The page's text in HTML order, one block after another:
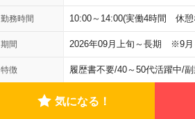
勤務時間 10:00～14:00(実働4時間 休
期間 2026年09月上旬～長期 ※9月
特徴 履歴書不要/40～50代活躍中/副
気になる！